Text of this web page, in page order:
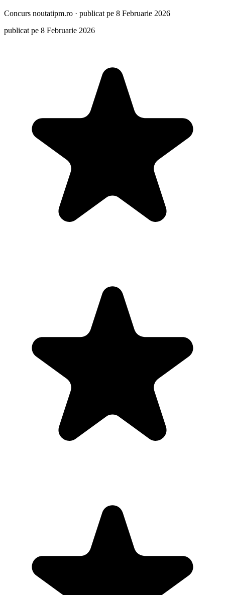
Concurs noutatipm.ro · publicat pe 8 Februarie 2026
publicat pe 8 Februarie 2026